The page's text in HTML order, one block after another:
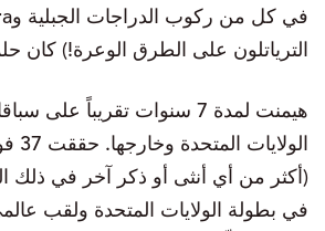
الترياتلون على الطرق الوعرة!) كان
هيمنت لمدة 7 سنوات تقريباً
في بطولة الولايات المتحدة ولقب